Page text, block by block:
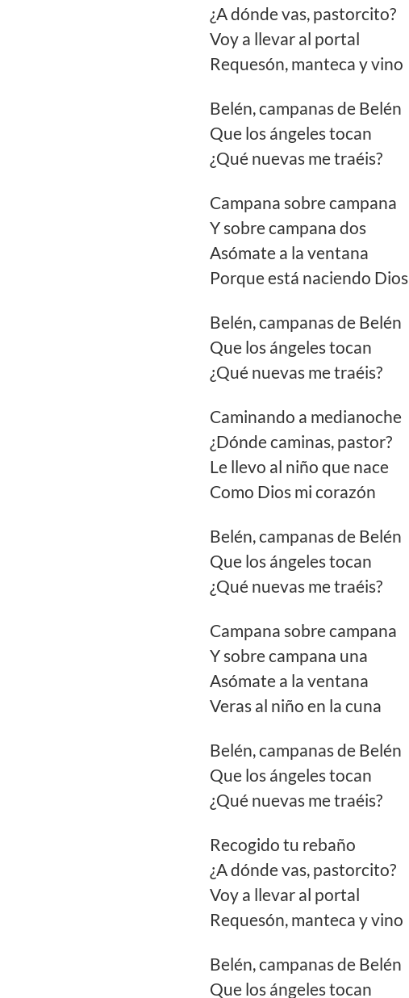
¿A dónde vas, pastorcito?
Voy a llevar al portal
Requesón, manteca y vino
Belén, campanas de Belén
Que los ángeles tocan
¿Qué nuevas me traéis?
Campana sobre campana
Y sobre campana dos
Asómate a la ventana
Porque está naciendo Dios
Belén, campanas de Belén
Que los ángeles tocan
¿Qué nuevas me traéis?
Caminando a medianoche
¿Dónde caminas, pastor?
Le llevo al niño que nace
Como Dios mi corazón
Belén, campanas de Belén
Que los ángeles tocan
¿Qué nuevas me traéis?
Campana sobre campana
Y sobre campana una
Asómate a la ventana
Veras al niño en la cuna
Belén, campanas de Belén
Que los ángeles tocan
¿Qué nuevas me traéis?
Recogido tu rebaño
¿A dónde vas, pastorcito?
Voy a llevar al portal
Requesón, manteca y vino
Belén, campanas de Belén
Que los ángeles tocan